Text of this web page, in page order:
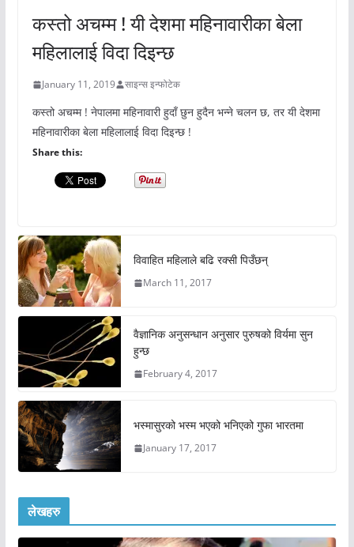
कस्तो अचम्म ! यी देशमा महिनावारीका बेला
महिलालाई विदा दिइन्छ
January 11, 2019 साइन्स इन्फोटेक
कस्तो अचम्म ! नेपालमा महिनावारी हुदाँ छुन हुदैन भन्ने चलन छ, तर यी देशमा
महिनावारीका बेला महिलालाई विदा दिइन्छ !
Share this:
विवाहित महिलाले बढि रक्सी पिउँछन्
March 11, 2017
वैज्ञानिक अनुसन्धान अनुसार पुरुषको विर्यमा सुन
हुन्छ
February 4, 2017
भस्मासुरको भस्म भएको भनिएको गुफा भारतमा
January 17, 2017
लेखहरु